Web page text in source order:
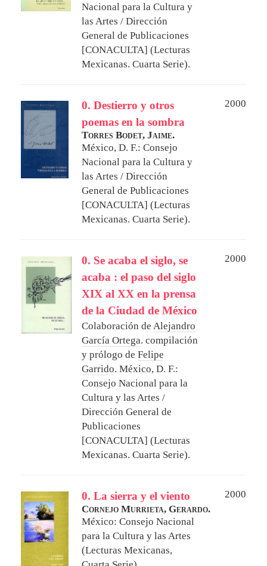
Nacional para la Cultura y
las Artes / Dirección
General de Publicaciones
[CONACULTA] (Lecturas
Mexicanas. Cuarta Serie).
0. Destierro y otros
poemas en la sombra
2000
Torres Bodet, Jaime.
México, D. F.: Consejo
Nacional para la Cultura y
las Artes / Dirección
General de Publicaciones
[CONACULTA] (Lecturas
Mexicanas. Cuarta Serie).
0. Se acaba el siglo, se
acaba : el paso del siglo
XIX al XX en la prensa
de la Ciudad de México
2000
Colaboración de Alejandro
García Ortega. compilación
y prólogo de Felipe
Garrido. México, D. F.:
Consejo Nacional para la
Cultura y las Artes /
Dirección General de
Publicaciones
[CONACULTA] (Lecturas
Mexicanas. Cuarta Serie).
0. La sierra y el viento
2000
Cornejo Murrieta, Gerardo.
México: Consejo Nacional
para la Cultura y las Artes
(Lecturas Mexicanas,